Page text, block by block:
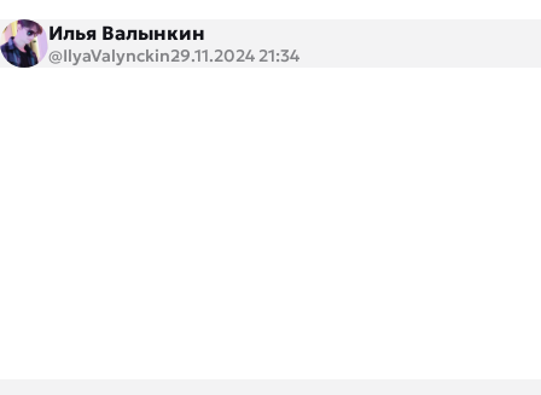
Илья Валынкин
@IlyaValynckin29.11.2024 21:34